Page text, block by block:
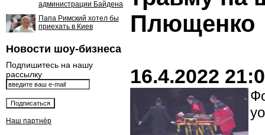
администрации Байдена
Папа Римский хотел бы
приехать в Киев
Новости шоу-бизнеса
Подпишитесь на нашу
рассылку
Наш партнёр
Плющенко
16.4.2022